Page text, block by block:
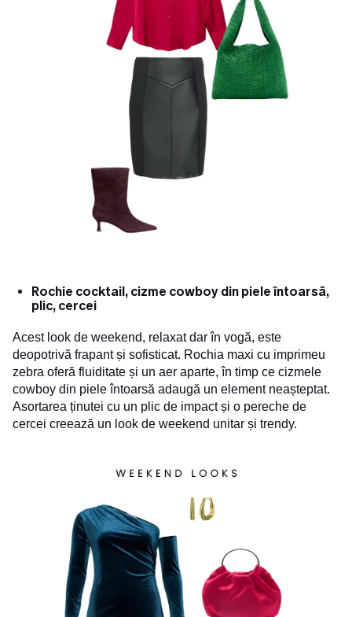
Rochie cocktail, cizme cowboy din piele întoarsă,
plic, cercei
Acest look de weekend, relaxat dar în vogă, este
deopotrivă frapant și sofisticat. Rochia maxi cu imprimeu
zebra oferă fluiditate și un aer aparte, în timp ce cizmele
cowboy din piele întoarsă adaugă un element neașteptat.
Asortarea ținutei cu un plic de impact și o pereche de
cercei creează un look de weekend unitar și trendy.